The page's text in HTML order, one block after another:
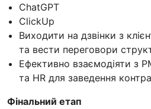
ChatGPT
ClickUp
Виходити на дзвінки з
та вести переговори
Ефективно взаємодіяти з
та HR для заведення
Фінальний етап